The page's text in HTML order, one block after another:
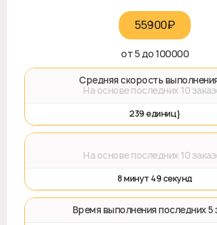
55900₽‎
от 5 до 100000
🚀 Средняя скорость
На основе последних 10
239 единиц}
На основе последних 10
8 минут 49 секунд
⏱️ Время выполнения последних 5